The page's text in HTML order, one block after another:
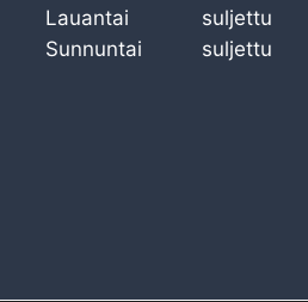
Lauantai
suljettu
Sunnuntai
suljettu